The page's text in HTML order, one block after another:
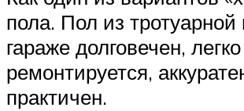
пола. Пол из тротуарной
гараже долговечен, легко
ремонтируется,
практичен.